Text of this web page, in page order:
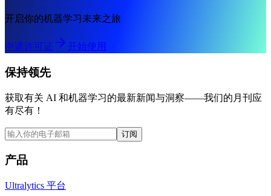
开启你的机器学习未来之旅
申请许可证 开始使用
保持领先
获取有关 AI 和机器学习的最新新闻与洞察——我们的月刊应
有尽有！
订阅
产品
Ultralytics 平台